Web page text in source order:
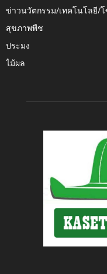
ข่าวนวัตกรรม/เทคโนโลยี/
สุขภาพพืช
ประมง
ไม้ผล